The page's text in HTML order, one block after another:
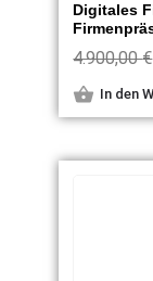
Digitales
4.900,00€
In den